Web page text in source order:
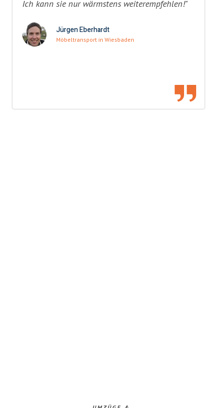
Ich kann sie nur wärmstens weiterempfehlen!"
Jürgen Eberhardt
Möbeltransport in Wiesbaden